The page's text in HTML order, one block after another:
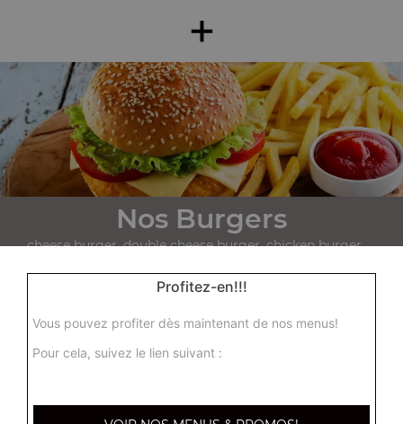
+
Nos Burgers
cheese burger, double cheese burger, chicken burger, ...
+
Profitez-en!!!
Vous pouvez profiter dès maintenant de nos menus!
Pour cela, suivez le lien suivant :